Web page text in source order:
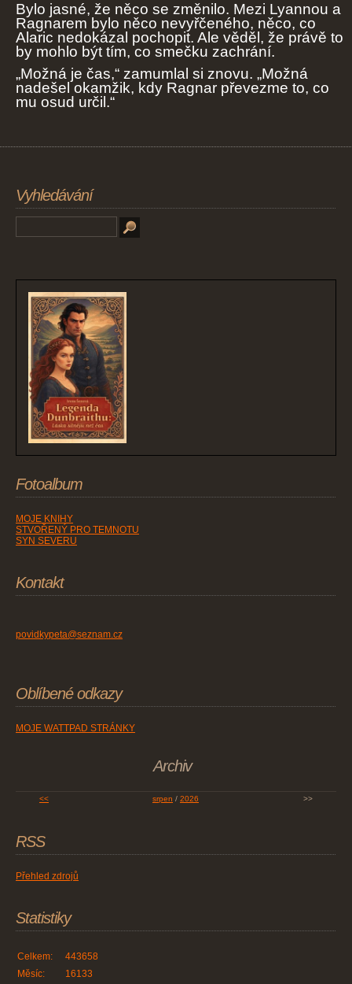
Bylo jasné, že něco se změnilo. Mezi Lyannou a
Ragnarem bylo něco nevyřčeného, něco, co
Alaric nedokázal pochopit. Ale věděl, že právě to
by mohlo být tím, co smečku zachrání.
„Možná je čas,“ zamumlal si znovu. „Možná
nadešel okamžik, kdy Ragnar převezme to, co
mu osud určil.“
Vyhledávání
Fotoalbum
MOJE KNIHY
STVOŘENÝ PRO TEMNOTU
SYN SEVERU
Kontakt
povidkypeta@seznam.cz
Oblíbené odkazy
MOJE WATTPAD STRÁNKY
Archiv
<< srpen / 2026 >>
RSS
Přehled zdrojů
Statistiky
Celkem:
443658
Měsíc:
16133